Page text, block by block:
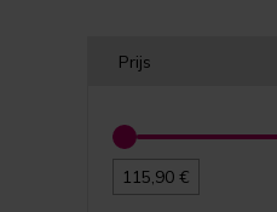
Prijs
115,90 €